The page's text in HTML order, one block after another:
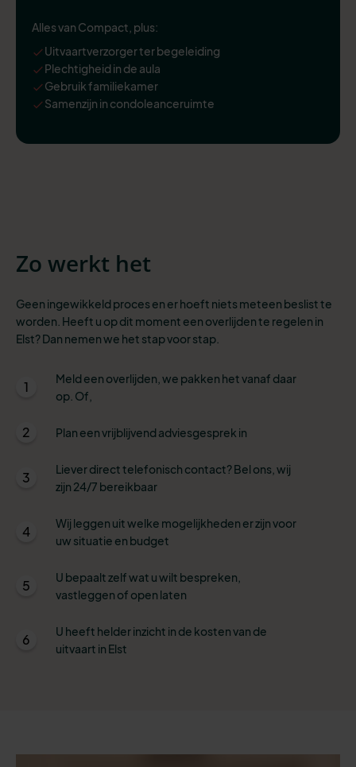
Alles van Compact, plus:
Uitvaartverzorger ter begeleiding
Plechtigheid in de aula
Gebruik familiekamer
Samenzijn in condoleanceruimte
Zo werkt het
Geen ingewikkeld proces en er hoeft niets meteen beslist te
worden. Heeft u op dit moment een overlijden te regelen in
Elst? Dan nemen we het stap voor stap.
1
Meld een overlijden, we pakken het vanaf daar
op. Of,
2 Plan een vrijblijvend adviesgesprek in
3
Liever direct telefonisch contact? Bel ons, wij
zijn 24/7 bereikbaar
4
Wij leggen uit welke mogelijkheden er zijn voor
uw situatie en budget
5
U bepaalt zelf wat u wilt bespreken,
vastleggen of open laten
6
U heeft helder inzicht in de kosten van de
uitvaart in Elst